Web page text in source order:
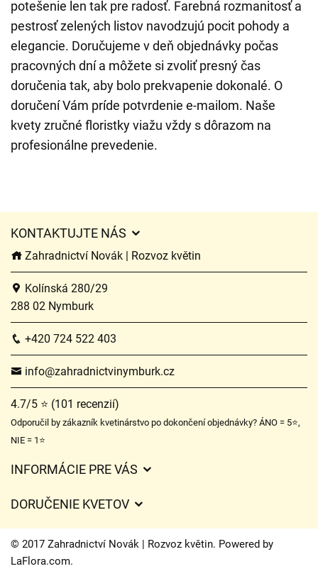
potešenie len tak pre radosť. Farebná rozmanitosť a
pestrosť zelených listov navodzujú pocit pohody a
elegancie. Doručujeme v deň objednávky počas
pracovných dní a môžete si zvoliť presný čas
doručenia tak, aby bolo prekvapenie dokonalé. O
doručení Vám príde potvrdenie e-mailom. Naše
kvety zručné floristky viažu vždy s dôrazom na
profesionálne prevedenie.
KONTAKTUJTE NÁS
Zahradnictví Novák | Rozvoz květin
Kolínská 280/29
288 02 Nymburk
+420 724 522 403
info@zahradnictvinymburk.cz
4.7/5 ⭐ (101 recenzií)
Odporučil by zákazník kvetinárstvo po dokončení objednávky? ÁNO = 5⭐,
NIE = 1⭐
INFORMÁCIE PRE VÁS
Časy doručenia kvetov – prehľad možností
DORUČENIE KVETOV
Poplatky za doručenie
Kam doručujeme kvety
© 2017 Zahradnictví Novák | Rozvoz květin. Powered by
LaFlora.com.